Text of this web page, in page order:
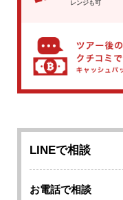
レンジも可
LINEで相談
お電話で相談